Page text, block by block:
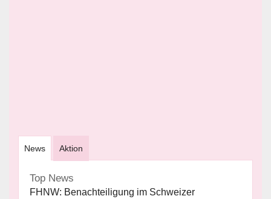
News Aktion
Top News
FHNW: Benachteiligung im Schweizer